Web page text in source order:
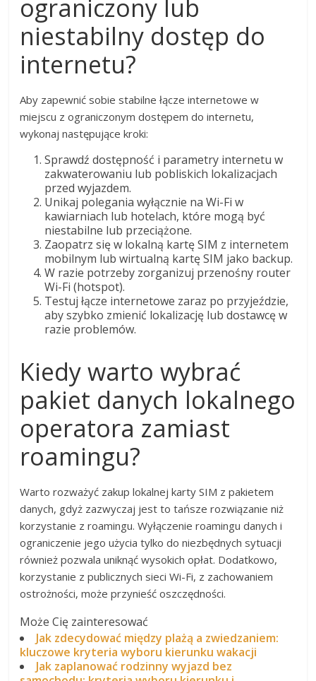
ograniczony lub
niestabilny dostęp do
internetu?
Aby zapewnić sobie stabilne łącze internetowe w
miejscu z ograniczonym dostępem do internetu,
wykonaj następujące kroki:
Sprawdź dostępność i parametry internetu w
zakwaterowaniu lub pobliskich lokalizacjach
przed wyjazdem.
Unikaj polegania wyłącznie na Wi-Fi w
kawiarniach lub hotelach, które mogą być
niestabilne lub przeciążone.
Zaopatrz się w lokalną kartę SIM z internetem
mobilnym lub wirtualną kartę SIM jako backup.
W razie potrzeby zorganizuj przenośny router
Wi-Fi (hotspot).
Testuj łącze internetowe zaraz po przyjeździe,
aby szybko zmienić lokalizację lub dostawcę w
razie problemów.
Kiedy warto wybrać
pakiet danych lokalnego
operatora zamiast
roamingu?
Warto rozważyć zakup lokalnej karty SIM z pakietem
danych, gdyż zazwyczaj jest to tańsze rozwiązanie niż
korzystanie z roamingu. Wyłączenie roamingu danych i
ograniczenie jego użycia tylko do niezbędnych sytuacji
również pozwala uniknąć wysokich opłat. Dodatkowo,
korzystanie z publicznych sieci Wi-Fi, z zachowaniem
ostrożności, może przynieść oszczędności.
Może Cię zainteresować
Jak zdecydować między plażą a zwiedzaniem:
kluczowe kryteria wyboru kierunku wakacji
Jak zaplanować rodzinny wyjazd bez